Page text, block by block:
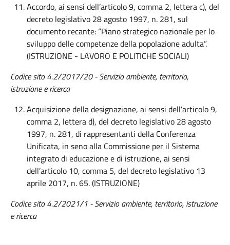
Accordo, ai sensi dell’articolo 9, comma 2, lettera c), del
decreto legislativo 28 agosto 1997, n. 281, sul
documento recante: “Piano strategico nazionale per lo
sviluppo delle competenze della popolazione adulta”.
(ISTRUZIONE - LAVORO E POLITICHE SOCIALI)
Codice sito 4.2/2017/20 -Servizio ambiente, territorio,
istruzione e ricerca
Acquisizione della designazione, ai sensi dell’articolo 9,
comma 2, lettera d), del decreto legislativo 28 agosto
1997, n. 281, di rappresentanti della Conferenza
Unificata, in seno alla Commissione per il Sistema
integrato di educazione e di istruzione, ai sensi
dell’articolo 10, comma 5, del decreto legislativo 13
aprile 2017, n. 65. (ISTRUZIONE)
Codice sito 4.2/2021/1 - Servizio ambiente, territorio, istruzione
e ricerca